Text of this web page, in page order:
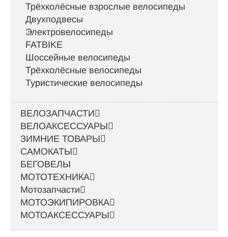
Трёхколёсные взрослые велосипеды
Двухподвесы
Электровелосипеды
FATBIKE
Шоссейные велосипеды
Трёхколёсные велосипеды
Туристические велосипеды
ВЕЛОЗАПЧАСТИ
ВЕЛОАКСЕССУАРЫ
ЗИМНИЕ ТОВАРЫ
САМОКАТЫ
БЕГОВЕЛЫ
МОТОТЕХНИКА
Мотозапчасти
МОТОЭКИПИРОВКА
МОТОАКСЕССУАРЫ